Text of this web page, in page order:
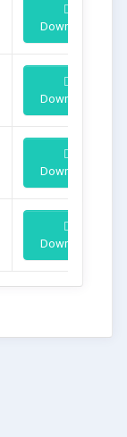
Download
Download
Download
Download